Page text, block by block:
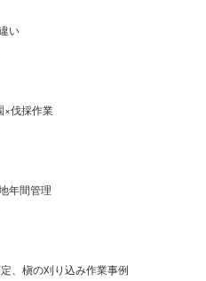
い
×伐採作業
年間管理
、槇の刈り込み作業事例